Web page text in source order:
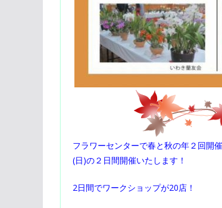
フラワーセンターで春と秋の年２回開
(日)の２日間開催いたします！
2日間でワークショップが20店！